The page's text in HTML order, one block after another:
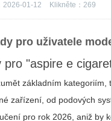
2026-01-12 Klikněte： 269
pro uživatele
"aspire e
základním
zařízení, od podových
pro rok 2026, aniž by